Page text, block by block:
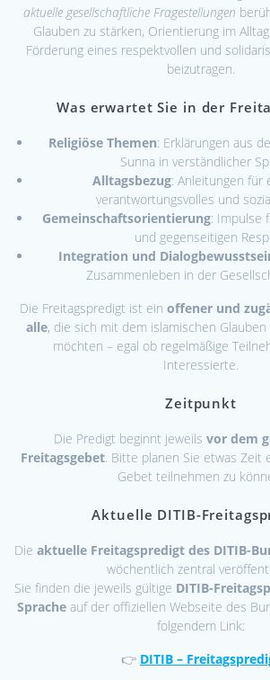
aktuelle gesellschaftliche Fragestellungen
Glauben zu stärken, Orientierung im
Förderung eines respektvollen und
beizutragen.
Was erwartet Sie in der
Religiöse Themen: Erklärungen aus
Sunna in verständlicher
Alltagsbezug: Anleitungen für
verantwortungsvolles und
Gemeinschaftsorientierung: Impulse
und gegenseitigen
Integration und
Zusammenleben in der
Die Freitagspredigt ist ein offener und
alle, die sich mit dem islamischen
möchten – egal ob regelmäßige
Interessierte.
Zeitpunkt
Die Predigt beginnt jeweils vor dem
Freitagsgebet. Bitte planen Sie etwas Zeit
Gebet teilnehmen zu
Aktuelle DITIB-
Die aktuelle Freitagspredigt des DITIB-
wöchentlich zentral
Sie finden die jeweils gültige DITIB-
Spracheauf der offiziellen Webseite des
folgendem Link:
👉 DITIB –